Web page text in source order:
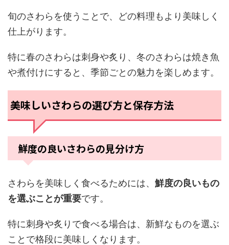
旬のさわらを使うことで、どの料理もより美味しく
仕上がります。
特に春のさわらは刺身や炙り、冬のさわらは焼き魚
や煮付けにすると、季節ごとの魅力を楽しめます。
美味しいさわらの選び方と保存方法
鮮度の良いさわらの見分け方
さわらを美味しく食べるためには、 鮮度の良いもの
を選ぶことが重要です。
特に刺身や炙りで食べる場合は、新鮮なものを選ぶ
ことで格段に美味しくなります。